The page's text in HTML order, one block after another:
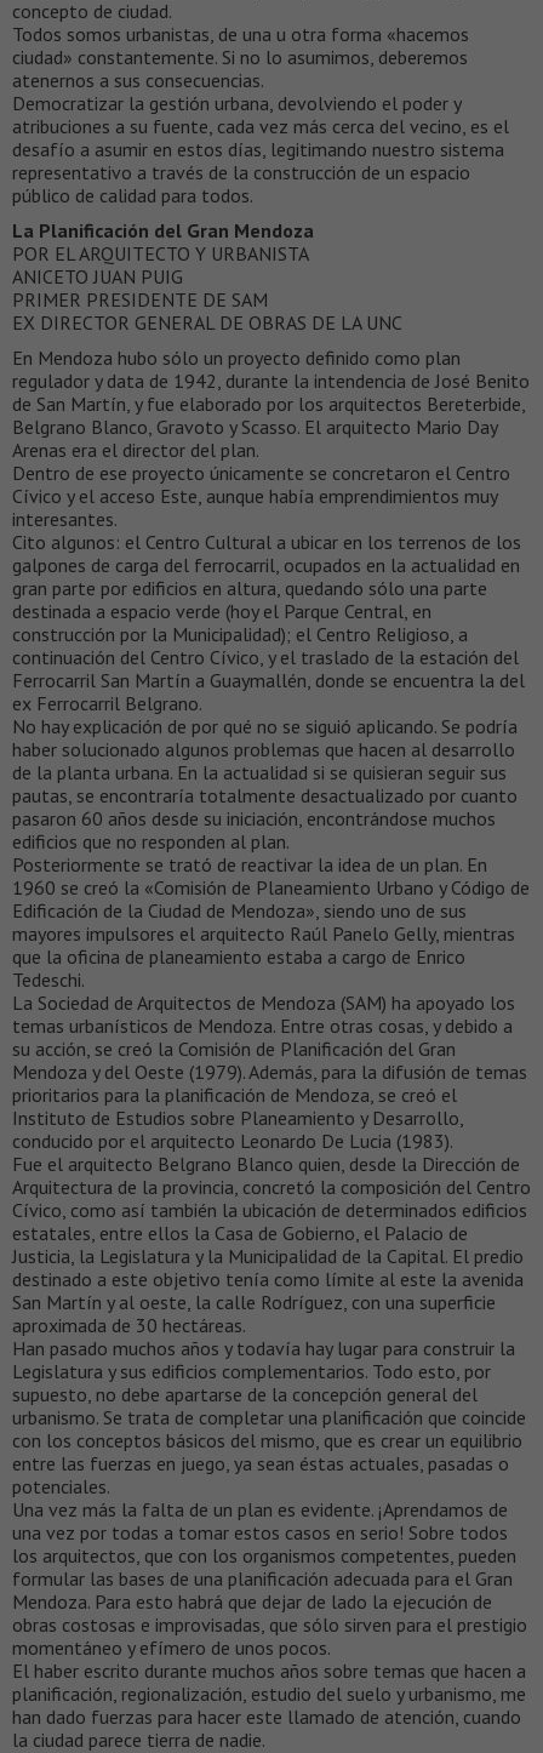
concepto de ciudad.
Todos somos urbanistas, de una u otra forma «hacemos
ciudad» constantemente. Si no lo asumimos, deberemos
atenernos a sus consecuencias.
Democratizar la gestión urbana, devolviendo el poder y
atribuciones a su fuente, cada vez más cerca del vecino, es el
desafío a asumir en estos días, legitimando nuestro sistema
representativo a través de la construcción de un espacio
público de calidad para todos.
La Planificación del Gran Mendoza
POR EL ARQUITECTO Y URBANISTA
ANICETO JUAN PUIG
PRIMER PRESIDENTE DE SAM
EX DIRECTOR GENERAL DE OBRAS DE LA UNC
En Mendoza hubo sólo un proyecto definido como plan
regulador y data de 1942, durante la intendencia de José Benito
de San Martín, y fue elaborado por los arquitectos Bereterbide,
Belgrano Blanco, Gravoto y Scasso. El arquitecto Mario Day
Arenas era el director del plan.
Dentro de ese proyecto únicamente se concretaron el Centro
Cívico y el acceso Este, aunque había emprendimientos muy
interesantes.
Cito algunos: el Centro Cultural a ubicar en los terrenos de los
galpones de carga del ferrocarril, ocupados en la actualidad en
gran parte por edificios en altura, quedando sólo una parte
destinada a espacio verde (hoy el Parque Central, en
construcción por la Municipalidad); el Centro Religioso, a
continuación del Centro Cívico, y el traslado de la estación del
Ferrocarril San Martín a Guaymallén, donde se encuentra la del
ex Ferrocarril Belgrano.
No hay explicación de por qué no se siguió aplicando. Se podría
haber solucionado algunos problemas que hacen al desarrollo
de la planta urbana. En la actualidad si se quisieran seguir sus
pautas, se encontraría totalmente desactualizado por cuanto
pasaron 60 años desde su iniciación, encontrándose muchos
edificios que no responden al plan.
Posteriormente se trató de reactivar la idea de un plan. En
1960 se creó la «Comisión de Planeamiento Urbano y Código de
Edificación de la Ciudad de Mendoza», siendo uno de sus
mayores impulsores el arquitecto Raúl Panelo Gelly, mientras
que la oficina de planeamiento estaba a cargo de Enrico
Tedeschi.
La Sociedad de Arquitectos de Mendoza (SAM) ha apoyado los
temas urbanísticos de Mendoza. Entre otras cosas, y debido a
su acción, se creó la Comisión de Planificación del Gran
Mendoza y del Oeste (1979). Además, para la difusión de temas
prioritarios para la planificación de Mendoza, se creó el
Instituto de Estudios sobre Planeamiento y Desarrollo,
conducido por el arquitecto Leonardo De Lucia (1983).
Fue el arquitecto Belgrano Blanco quien, desde la Dirección de
Arquitectura de la provincia, concretó la composición del Centro
Cívico, como así también la ubicación de determinados edificios
estatales, entre ellos la Casa de Gobierno, el Palacio de
Justicia, la Legislatura y la Municipalidad de la Capital. El predio
destinado a este objetivo tenía como límite al este la avenida
San Martín y al oeste, la calle Rodríguez, con una superficie
aproximada de 30 hectáreas.
Han pasado muchos años y todavía hay lugar para construir la
Legislatura y sus edificios complementarios. Todo esto, por
supuesto, no debe apartarse de la concepción general del
urbanismo. Se trata de completar una planificación que coincide
con los conceptos básicos del mismo, que es crear un equilibrio
entre las fuerzas en juego, ya sean éstas actuales, pasadas o
potenciales.
Una vez más la falta de un plan es evidente. ¡Aprendamos de
una vez por todas a tomar estos casos en serio! Sobre todos
los arquitectos, que con los organismos competentes, pueden
formular las bases de una planificación adecuada para el Gran
Mendoza. Para esto habrá que dejar de lado la ejecución de
obras costosas e improvisadas, que sólo sirven para el prestigio
momentáneo y efímero de unos pocos.
El haber escrito durante muchos años sobre temas que hacen a
planificación, regionalización, estudio del suelo y urbanismo, me
han dado fuerzas para hacer este llamado de atención, cuando
la ciudad parece tierra de nadie.